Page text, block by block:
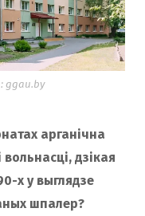
o
k
r
a
ggau.by
арганічна
дзікая
х у выглядзе
шпалер?